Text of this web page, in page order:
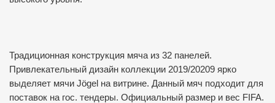
Традиционная конструкция мяча из 32 панелей.
Привлекательный дизайн коллекции 2019/20209 ярко
выделяет мячи Jögel на витрине. Данный мяч подходит для
поставок на гос. тендеры. Официальный размер и вес FIFA.